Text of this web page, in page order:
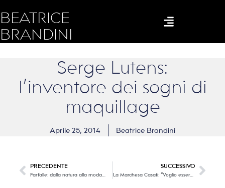
BEATRICE
BRANDINI
Serge Lutens:
l’inventore dei sogni di
maquillage
Aprile 25, 2014 Beatrice Brandini
PRECEDENTE
Farfalle: dalla natura alla moda…
SUCCESSIVO
La Marchesa Casati: “Voglio essere un opera d’arte vivente”